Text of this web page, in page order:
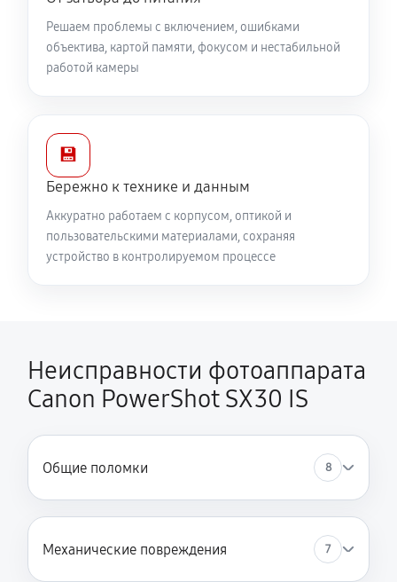
Решаем проблемы с включением, ошибками
объектива, картой памяти, фокусом и нестабильной
работой камеры
💾
Бережно к технике и данным
Аккуратно работаем с корпусом, оптикой и
пользовательскими материалами, сохраняя
устройство в контролируемом процессе
Неисправности фотоаппарата
Canon PowerShot SX30 IS
Общие поломки 8
Механические повреждения 7